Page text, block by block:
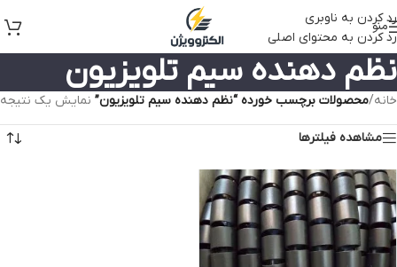
رد کردن به ناوبری
رد کردن به محتوای اصلی
منو
نظم دهنده سیم تلویزیون
خانه/محصولات برچسب خورده “نظم دهنده سیم تلویزیون” نمایش یک نتیجه
مشاهده فیلترها